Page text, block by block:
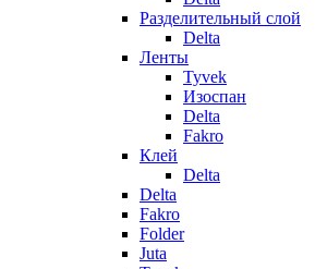
Разделительный слой
Delta
Ленты
Tyvek
Изоспан
Delta
Fakro
Клей
Delta
Delta
Fakro
Folder
Juta